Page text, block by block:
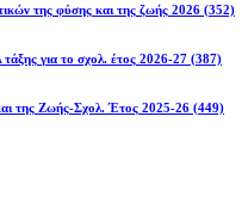
της φύσης και της ζωής 2026 (352)
για το σχολ. έτος 2026-27 (387)
της Ζωής-Σχολ. Έτος 2025-26 (449)